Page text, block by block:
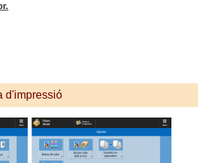
d'impressió